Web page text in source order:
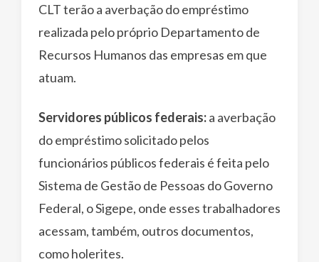
CLT terão a averbação do empréstimo
realizada pelo próprio Departamento de
Recursos Humanos das empresas em que
atuam.
Servidores públicos federais:a averbação
do empréstimo solicitado pelos
funcionários públicos federais é feita pelo
Sistema de Gestão de Pessoas do Governo
Federal, o Sigepe, onde esses trabalhadores
acessam, também, outros documentos,
como holerites.